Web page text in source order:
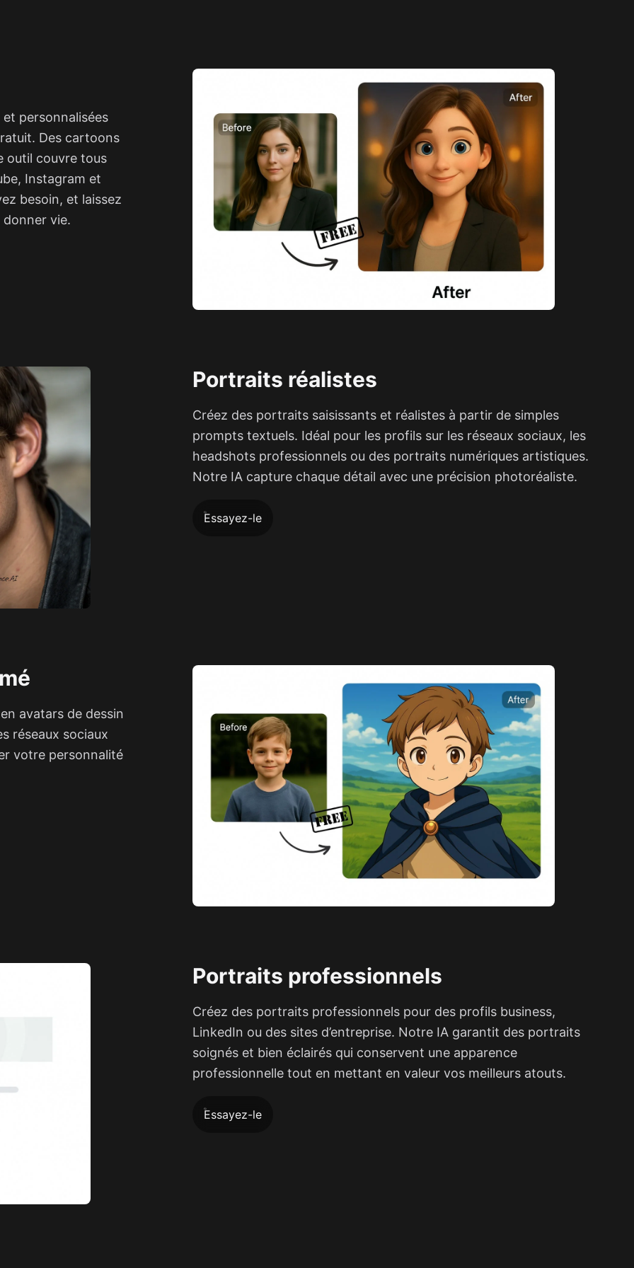
personnalisées
Des cartoons
outil couvre tous
Instagram et
besoin, et laissez
vie.
Portraits réalistes
Créez des portraits saisissants et réalistes à partir de simples
prompts textuels. Idéal pour les profils sur les réseaux sociaux, les
headshots professionnels ou des portraits numériques artistiques.
Notre IA capture chaque détail avec une précision photoréaliste.
Essayez-le
avatars de dessin
réseaux sociaux
votre personnalité
Portraits professionnels
Créez des portraits professionnels pour des profils business,
LinkedIn ou des sites d’entreprise. Notre IA garantit des portraits
soignés et bien éclairés qui conservent une apparence
professionnelle tout en mettant en valeur vos meilleurs atouts.
Essayez-le